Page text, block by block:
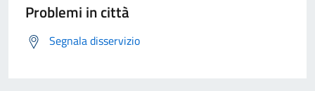
Problemi in città
Segnala disservizio